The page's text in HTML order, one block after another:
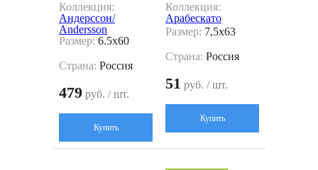
Коллекция:
Андерссон/
Andersson
Размер: 6.5x60
Страна: Россия
479 руб. / шт.
Купить
Коллекция:
Арабескато
Размер: 7,5x63
Страна: Россия
51 руб. / шт.
Купить